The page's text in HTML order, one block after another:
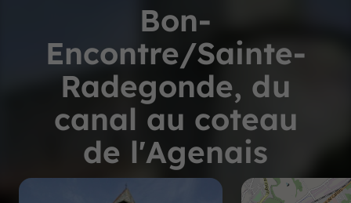
Bon-
Encontre/Sainte-
Radegonde, du
canal au coteau
de l'Agenais